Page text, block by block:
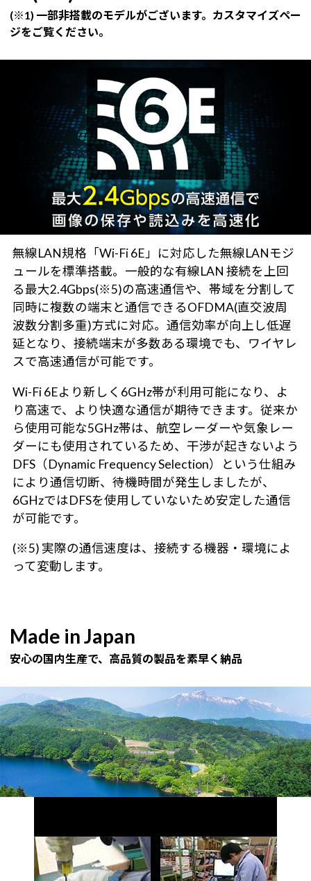
(※1) 一部非搭載のモデルがございます。カスタマイズペー
ジをご覧ください。
無線LAN規格「Wi-Fi 6E」に対応した無線LANモジ
ュールを標準搭載。一般的な有線LAN 接続を上回
る最大2.4Gbps(※5)の高速通信や、帯域を分割して
同時に複数の端末と通信できるOFDMA(直交波周
波数分割多重)方式に対応。通信効率が向上し低遅
延となり、接続端末が多数ある環境でも、ワイヤレ
スで高速通信が可能です。
Wi-Fi 6Eより新しく6GHz帯が利用可能になり、よ
り高速で、より快適な通信が期待できます。従来か
ら使用可能な5GHz帯は、航空レーダーや気象レー
ダーにも使用されているため、干渉が起きないよう
DFS（Dynamic Frequency Selection）という仕組み
により通信切断、待機時間が発生しましたが、
6GHzではDFSを使用していないため安定した通信
が可能です。
(※5) 実際の通信速度は、接続する機器・環境によ
って変動します。
Made in Japan
安心の国内生産で、高品質の製品を素早く納品